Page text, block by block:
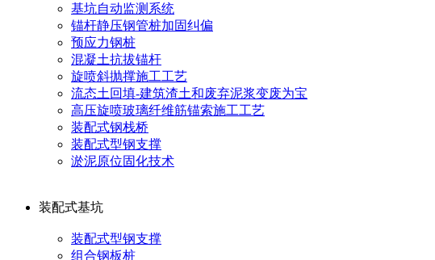
基坑自动监测系统
锚杆静压钢管桩加固纠偏
预应力钢桩
混凝土抗拔锚杆
旋喷斜抛撑施工工艺
流态土回填-建筑渣土和废弃泥浆变废为宝
高压旋喷玻璃纤维筋锚索施工工艺
装配式钢栈桥
装配式型钢支撑
淤泥原位固化技术
装配式基坑
装配式型钢支撑
组合钢板桩